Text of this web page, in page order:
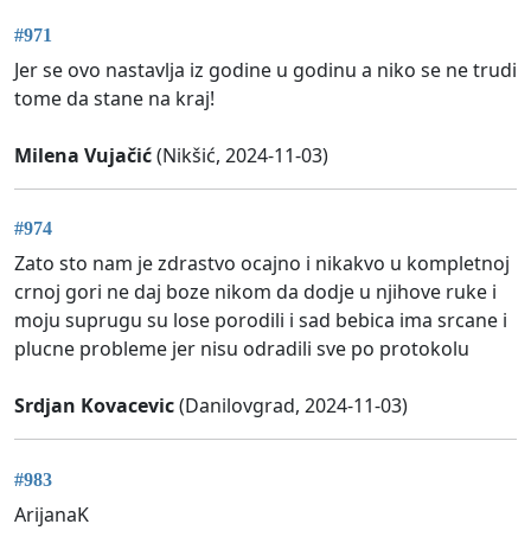
#971
Jer se ovo nastavlja iz godine u godinu a niko se ne trudi
tome da stane na kraj!
Milena Vujačić(Nikšić, 2024-11-03)
#974
Zato sto nam je zdrastvo ocajno i nikakvo u kompletnoj
crnoj gori ne daj boze nikom da dodje u njihove ruke i
moju suprugu su lose porodili i sad bebica ima srcane i
plucne probleme jer nisu odradili sve po protokolu
Srdjan Kovacevic(Danilovgrad, 2024-11-03)
#983
ArijanaK